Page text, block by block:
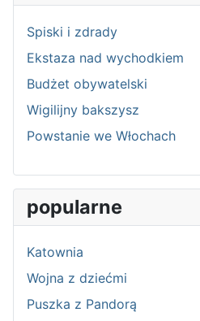
Spiski i zdrady
Ekstaza nad wychodkiem
Budżet obywatelski
Wigilijny bakszysz
Powstanie we Włochach
popularne
Katownia
Wojna z dziećmi
Puszka z Pandorą